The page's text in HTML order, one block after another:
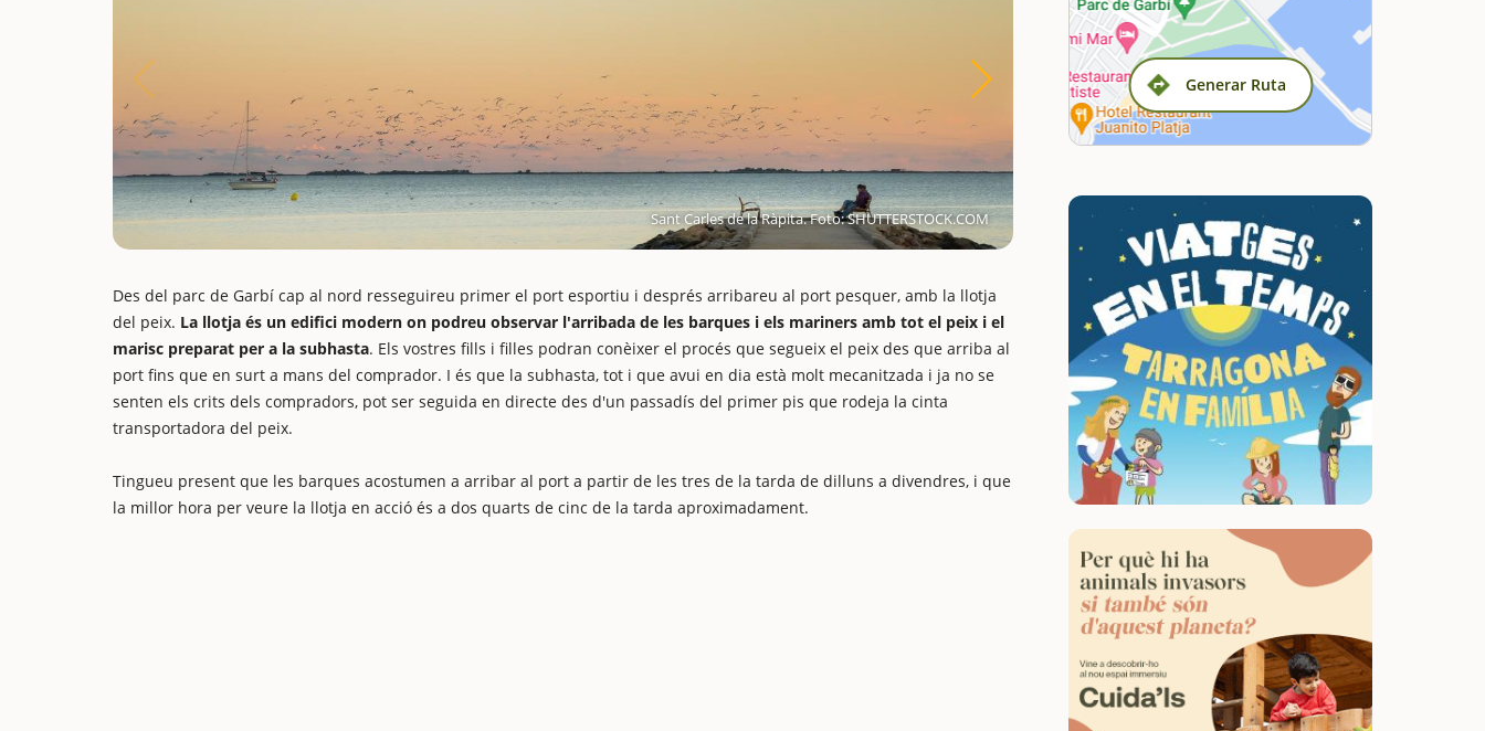
Sant Carles de la Ràpita. Foto: SHUTTERSTOCK.COM
Des del parc de Garbí cap al nord resseguireu primer el port esportiu i després arribareu al port pesquer, amb la llotja
del peix. La llotja és un edifici modern on podreu observar l'arribada de les barques i els mariners amb tot el peix i el
marisc preparat per a la subhasta. Els vostres fills i filles podran conèixer el procés que segueix el peix des que arriba al
port fins que en surt a mans del comprador. I és que la subhasta, tot i que avui en dia està molt mecanitzada i ja no se
senten els crits dels compradors, pot ser seguida en directe des d'un passadís del primer pis que rodeja la cinta
transportadora del peix.
Tingueu present que les barques acostumen a arribar al port a partir de les tres de la tarda de dilluns a divendres, i que
la millor hora per veure la llotja en acció és a dos quarts de cinc de la tarda aproximadament.
Generar Ruta